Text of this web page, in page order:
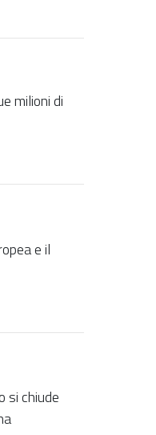
milioni di
e il
si chiude